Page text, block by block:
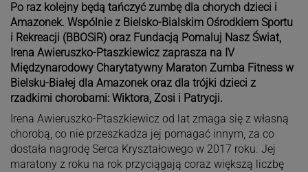
Po raz kolejny będą tańczyć zumbę dla chorych dzieci i
Amazonek. Wspólnie z Bielsko-Bialskim Ośrodkiem Sportu
i Rekreacji (BBOSiR) oraz Fundacją Pomaluj Nasz Świat,
Irena Awieruszko-Ptaszkiewicz zaprasza na IV
Międzynarodowy Charytatywny Maraton Zumba Fitness w
Bielsku-Białej dla Amazonek oraz dla trójki dzieci z
rzadkimi chorobami: Wiktora, Zosi i Patrycji.
Irena Awieruszko-Ptaszkiewicz od lat zmaga się z własną
chorobą, co nie przeszkadza jej pomagać innym, za co
dostała nagrodę Serca Kryształowego w 2017 roku. Jej
maratony z roku na rok przyciągają coraz większą liczbę